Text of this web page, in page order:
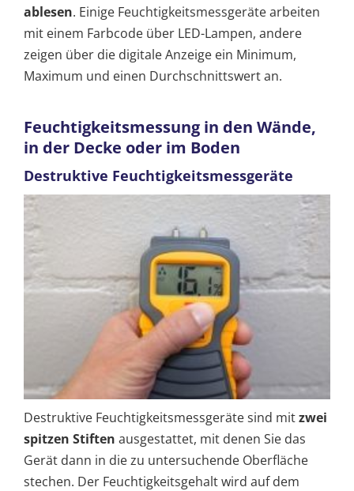
ablesen. Einige Feuchtigkeitsmessgeräte arbeiten
mit einem Farbcode über LED-Lampen, andere
zeigen über die digitale Anzeige ein Minimum,
Maximum und einen Durchschnittswert an.
Feuchtigkeitsmessung in den Wände,
in der Decke oder im Boden
Destruktive Feuchtigkeitsmessgeräte
Destruktive Feuchtigkeitsmessgeräte sind mitzwei
spitzen Stiften ausgestattet, mit denen Sie das
Gerät dann in die zu untersuchende Oberfläche
stechen. Der Feuchtigkeitsgehalt wird auf dem